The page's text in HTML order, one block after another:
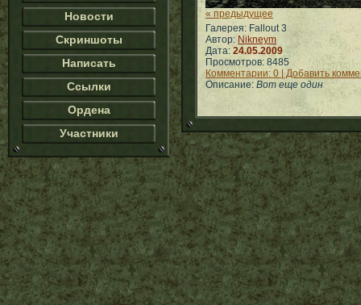
Новости
Скриншоты
Написать
Ссылки
Ордена
Участники
« предыдущее
Галерея: Fallout 3
Автор: Nikneym
Дата: 24.05.2009
Просмотров: 8485
Комментарии: 0 | Добавить
Описание: Вот еще один